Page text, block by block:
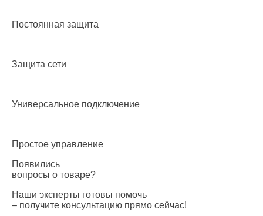
Постоянная защита
Защита сети
Универсальное подключение
Простое управление
Появились
вопросы о товаре?
Наши эксперты готовы помочь
– получите консультацию прямо сейчас!